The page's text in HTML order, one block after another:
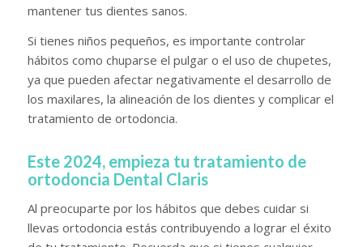
mantener tus dientes sanos.
Si tienes niños pequeños, es importante controlar
hábitos como chuparse el pulgar o el uso de chupetes,
ya que pueden afectar negativamente el desarrollo de
los maxilares, la alineación de los dientes y complicar el
tratamiento de ortodoncia.
Este 2024, empieza tu tratamiento de
ortodoncia Dental Claris
Al preocuparte por los hábitos que debes cuidar si
llevas ortodoncia estás contribuyendo a lograr el éxito